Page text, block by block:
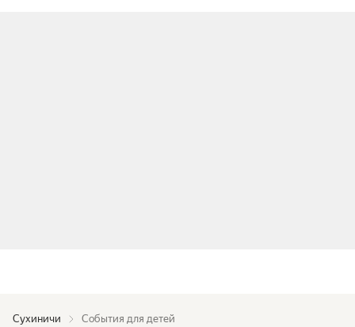
Сухиничи События для детей